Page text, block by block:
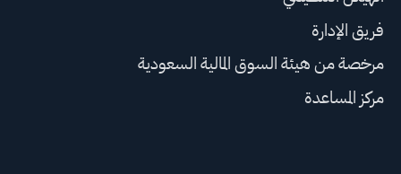
فريق الإدارة
مرخصة من هيئة السوق المالية السعودية
مركز المساعدة